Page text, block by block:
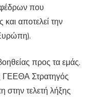
που
αποτελεί την
προς τα εμάς.
Στρατηγός
τελετή λήξης